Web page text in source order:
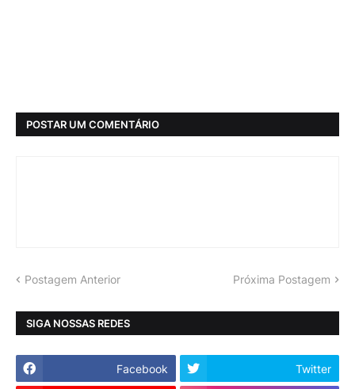
POSTAR UM COMENTÁRIO
Postagem Anterior Próxima Postagem
SIGA NOSSAS REDES
Facebook Twitter